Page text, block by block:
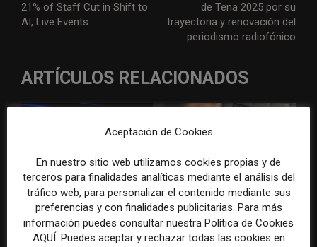
21% of Staff Cut in Shift to
AI, Live Events
de Tena 2025 por su
trayectoria y renovación del
periodismo radiofónico
ARTÍCULOS RELACIONADOS
WAN-IFRA reúne las
principales estrategias de los
medios ante la IA, la pérdida
de ingresos y los cambios de
Veinte ejemplos de uso de la
IA en redacciones, productos
y negocios periodísticos
Aceptación de Cookies
En nuestro sitio web utilizamos cookies propias y de
terceros para finalidades analíticas mediante el análisis del
tráfico web, para personalizar el contenido mediante sus
preferencias y con finalidades publicitarias. Para más
información puedes consultar nuestra Política de Cookies
AQUÍ. Puedes aceptar y rechazar todas las cookies en